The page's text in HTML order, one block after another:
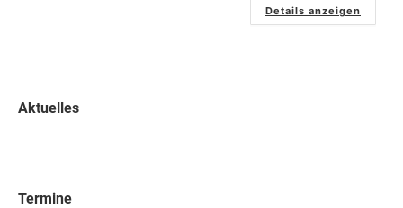
Details anzeigen
Aktuelles
Termine